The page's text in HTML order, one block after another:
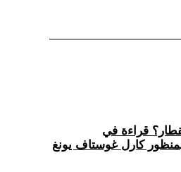
قراءة في
كارل غوستاف يونغ